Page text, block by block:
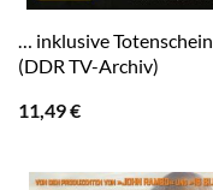
… inklusive Totenschein
(DDR TV-Archiv)
11,49€